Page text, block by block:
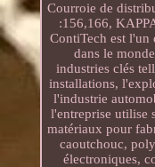
Courroie de
:156,166,
ContiTech est l'un
dans le
industries clés
installations,
l'industrie
l'entreprise utilise
matériaux pour
caoutchouc,
électroniques,